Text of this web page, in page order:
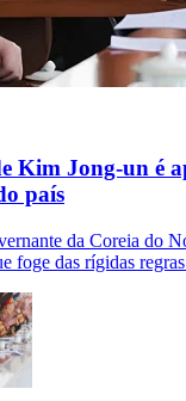
Kim Jong-un é
país
da Coreia do
foge das rígidas